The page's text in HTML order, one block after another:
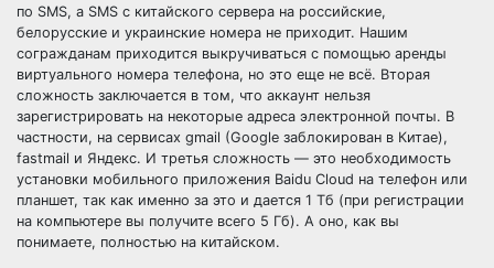
по SMS, а SMS с китайского сервера на российские,
белорусские и украинские номера не приходит. Нашим
согражданам приходится выкручиваться с помощью аренды
виртуального номера телефона, но это еще не всё. Вторая
сложность заключается в том, что аккаунт нельзя
зарегистрировать на некоторые адреса электронной почты. В
частности, на сервисах gmail (Google заблокирован в Китае),
fastmail и Яндекс. И третья сложность — это необходимость
установки мобильного приложения Baidu Cloud на телефон или
планшет, так как именно за это и дается 1 Тб (при регистрации
на компьютере вы получите всего 5 Гб). А оно, как вы
понимаете, полностью на китайском.